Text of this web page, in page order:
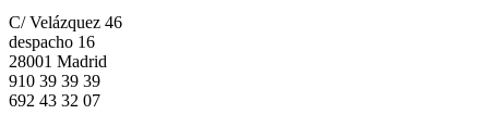
C/ Velázquez 46
despacho 16
28001 Madrid
910 39 39 39
692 43 32 07